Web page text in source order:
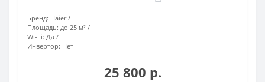
Бренд: Haier
Площадь: до 25 м²
Wi-Fi: Да
Инвертор: Нет
25 800 р.